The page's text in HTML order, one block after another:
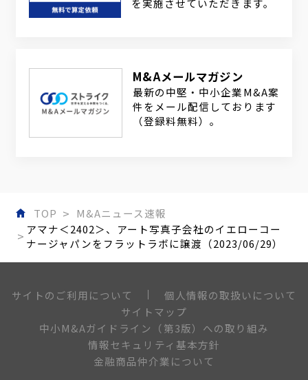
M&Aメールマガジン
最新の中堅・中小企業M&A案
件をメール配信しております
（登録料無料）。
TOP
M&Aニュース速報
アマナ＜2402＞、アート写真子会社のイエローコー
ナージャパンをフラットラボに譲渡（2023/06/29）
サイトのご利用について
個人情報の取扱いについて
サイトマップ
中小M&Aガイドライン（第3版）への取り組み
情報セキュリティ基本方針
金融商品仲介業について